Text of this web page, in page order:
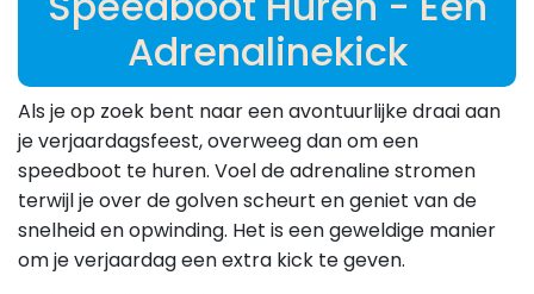
Adrenalinekick
Als je op zoek bent naar een avontuurlijke draai aan
je verjaardagsfeest, overweeg dan om een
speedboot te huren. Voel de adrenaline stromen
terwijl je over de golven scheurt en geniet van de
snelheid en opwinding. Het is een geweldige manier
om je verjaardag een extra kick te geven.